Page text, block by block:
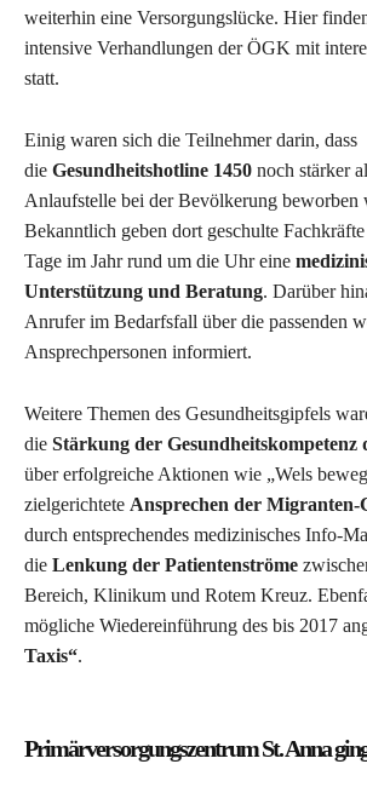
weiterhin eine Versorgungslücke. Hier
intensive Verhandlungen der ÖGK mit
statt.
Einig waren sich die Teilnehmer darin, dass
die Gesundheitshotline 1450 noch stärker
Anlaufstelle bei der Bevölkerung beworben
Bekanntlich geben dort geschulte
Tage im Jahr rund um die Uhr eine
Unterstützung und Beratung. Darüber
Anrufer im Bedarfsfall über die passenden
Ansprechpersonen informiert.
Weitere Themen des Gesundheitsgipfels
die Stärkung der Gesundheitskompetenz
über erfolgreiche Aktionen wie „Wels
zielgerichtete Ansprechen der Migranten-
durch entsprechendes medizinisches Info-
die Lenkung der Patientenströme
Bereich, Klinikum und Rotem Kreuz.
mögliche Wiedereinführung des bis 2017
Taxis“.
Primärversorgungszentrum St. Anna